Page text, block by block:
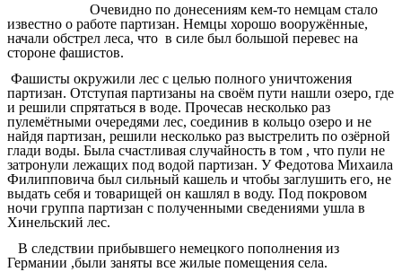
Очевидно по донесениям кем-то немцам стало
известно о работе партизан. Немцы хорошо вооружённые,
начали обстрел леса, что в силе был большой перевес на
стороне фашистов.
Фашисты окружили лес с целью полного уничтожения
партизан. Отступая партизаны на своём пути нашли озеро, где
и решили спрятаться в воде. Прочесав несколько раз
пулемётными очередями лес, соединив в кольцо озеро и не
найдя партизан, решили несколько раз выстрелить по озёрной
глади воды. Была счастливая случайность в том , что пули не
затронули лежащих под водой партизан. У Федотова Михаила
Филипповича был сильный кашель и чтобы заглушить его, не
выдать себя и товарищей он кашлял в воду. Под покровом
ночи группа партизан с полученными сведениями ушла в
Хинельский лес.
В следствии прибывшего немецкого пополнения из
Германии ,были заняты все жилые помещения села.